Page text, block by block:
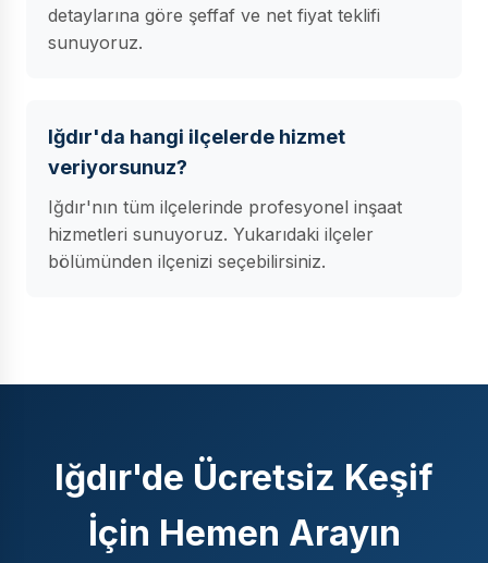
detaylarına göre şeffaf ve net fiyat teklifi
sunuyoruz.
Iğdır'da hangi ilçelerde hizmet
veriyorsunuz?
Iğdır'nın tüm ilçelerinde profesyonel inşaat
hizmetleri sunuyoruz. Yukarıdaki ilçeler
bölümünden ilçenizi seçebilirsiniz.
Iğdır'de Ücretsiz Keşif
İçin Hemen Arayın